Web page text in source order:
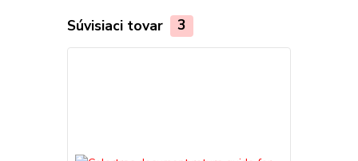
Súvisiaci tovar 3